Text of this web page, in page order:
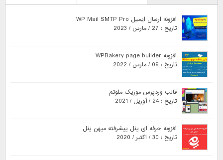
افزونه ارسال ایمیل WP Mail SMTP Pro
تاریخ : 27 / مارس / 2023
افزونه WPBakery page builder
تاریخ : 09 / مارس / 2022
قالب وردپرس موزیک ملوتم
تاریخ : 24 / آوریل / 2021
افزونه حرفه ای پنل پیشرفته میهن پنل
تاریخ : 30 / اکتبر / 2020